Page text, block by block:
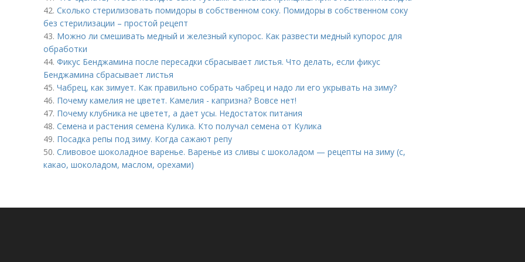
42. Сколько стерилизовать помидоры в собственном соку. Помидоры в собственном соку
без стерилизации – простой рецепт
43. Можно ли смешивать медный и железный купорос. Как развести медный купорос для
обработки
44. Фикус Бенджамина после пересадки сбрасывает листья. Что делать, если фикус
Бенджамина сбрасывает листья
45. Чабрец, как зимует. Как правильно собрать чабрец и надо ли его укрывать на зиму?
46. Почему камелия не цветет. Камелия - капризна? Вовсе нет!
47. Почему клубника не цветет, а дает усы. Недостаток питания
48. Семена и растения семена Кулика. Кто получал семена от Кулика
49. Посадка репы под зиму. Когда сажают репу
50. Сливовое шоколадное варенье. Варенье из сливы с шоколадом — рецепты на зиму (с,
какао, шоколадом, маслом, орехами)